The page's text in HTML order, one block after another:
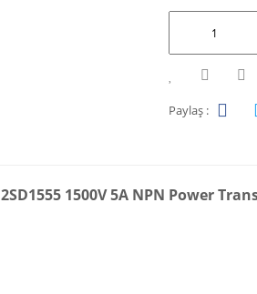
Paylaş :
2SD1555 1500V 5A NPN Power